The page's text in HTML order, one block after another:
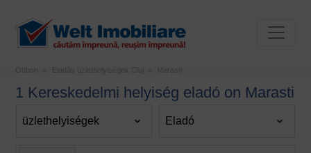
Otthon Eladás üzlethelyiségek Cluj Marasti
1 Kereskedelmi helyiség eladó on Marasti